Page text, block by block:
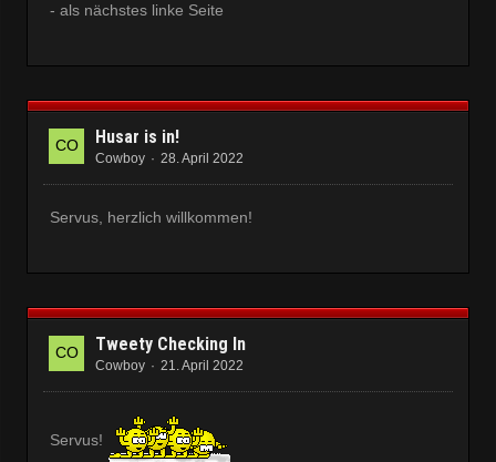
- als nächstes linke Seite
Husar is in!
Cowboy 28. April 2022
Servus, herzlich willkommen!
Tweety Checking In
Cowboy 21. April 2022
Servus!